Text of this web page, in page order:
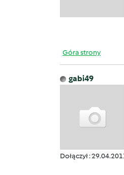
Góra strony
gabi49
Dołączył :